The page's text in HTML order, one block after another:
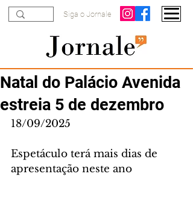
Siga o Jornale
Natal do Palácio Avenida
estreia 5 de dezembro
18/09/2025
Espetáculo terá mais dias de
apresentação neste ano